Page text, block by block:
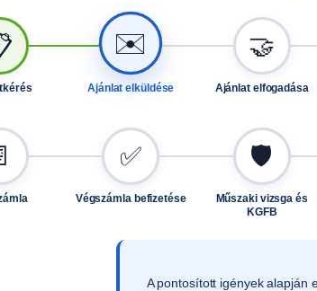
✉️
Ajánlat elküldése
🤝
Ajánlat elfogadása
✅
Végszámla befizetése
🛡️
Műszaki vizsga és
KGFB
A pontosított igények alapján